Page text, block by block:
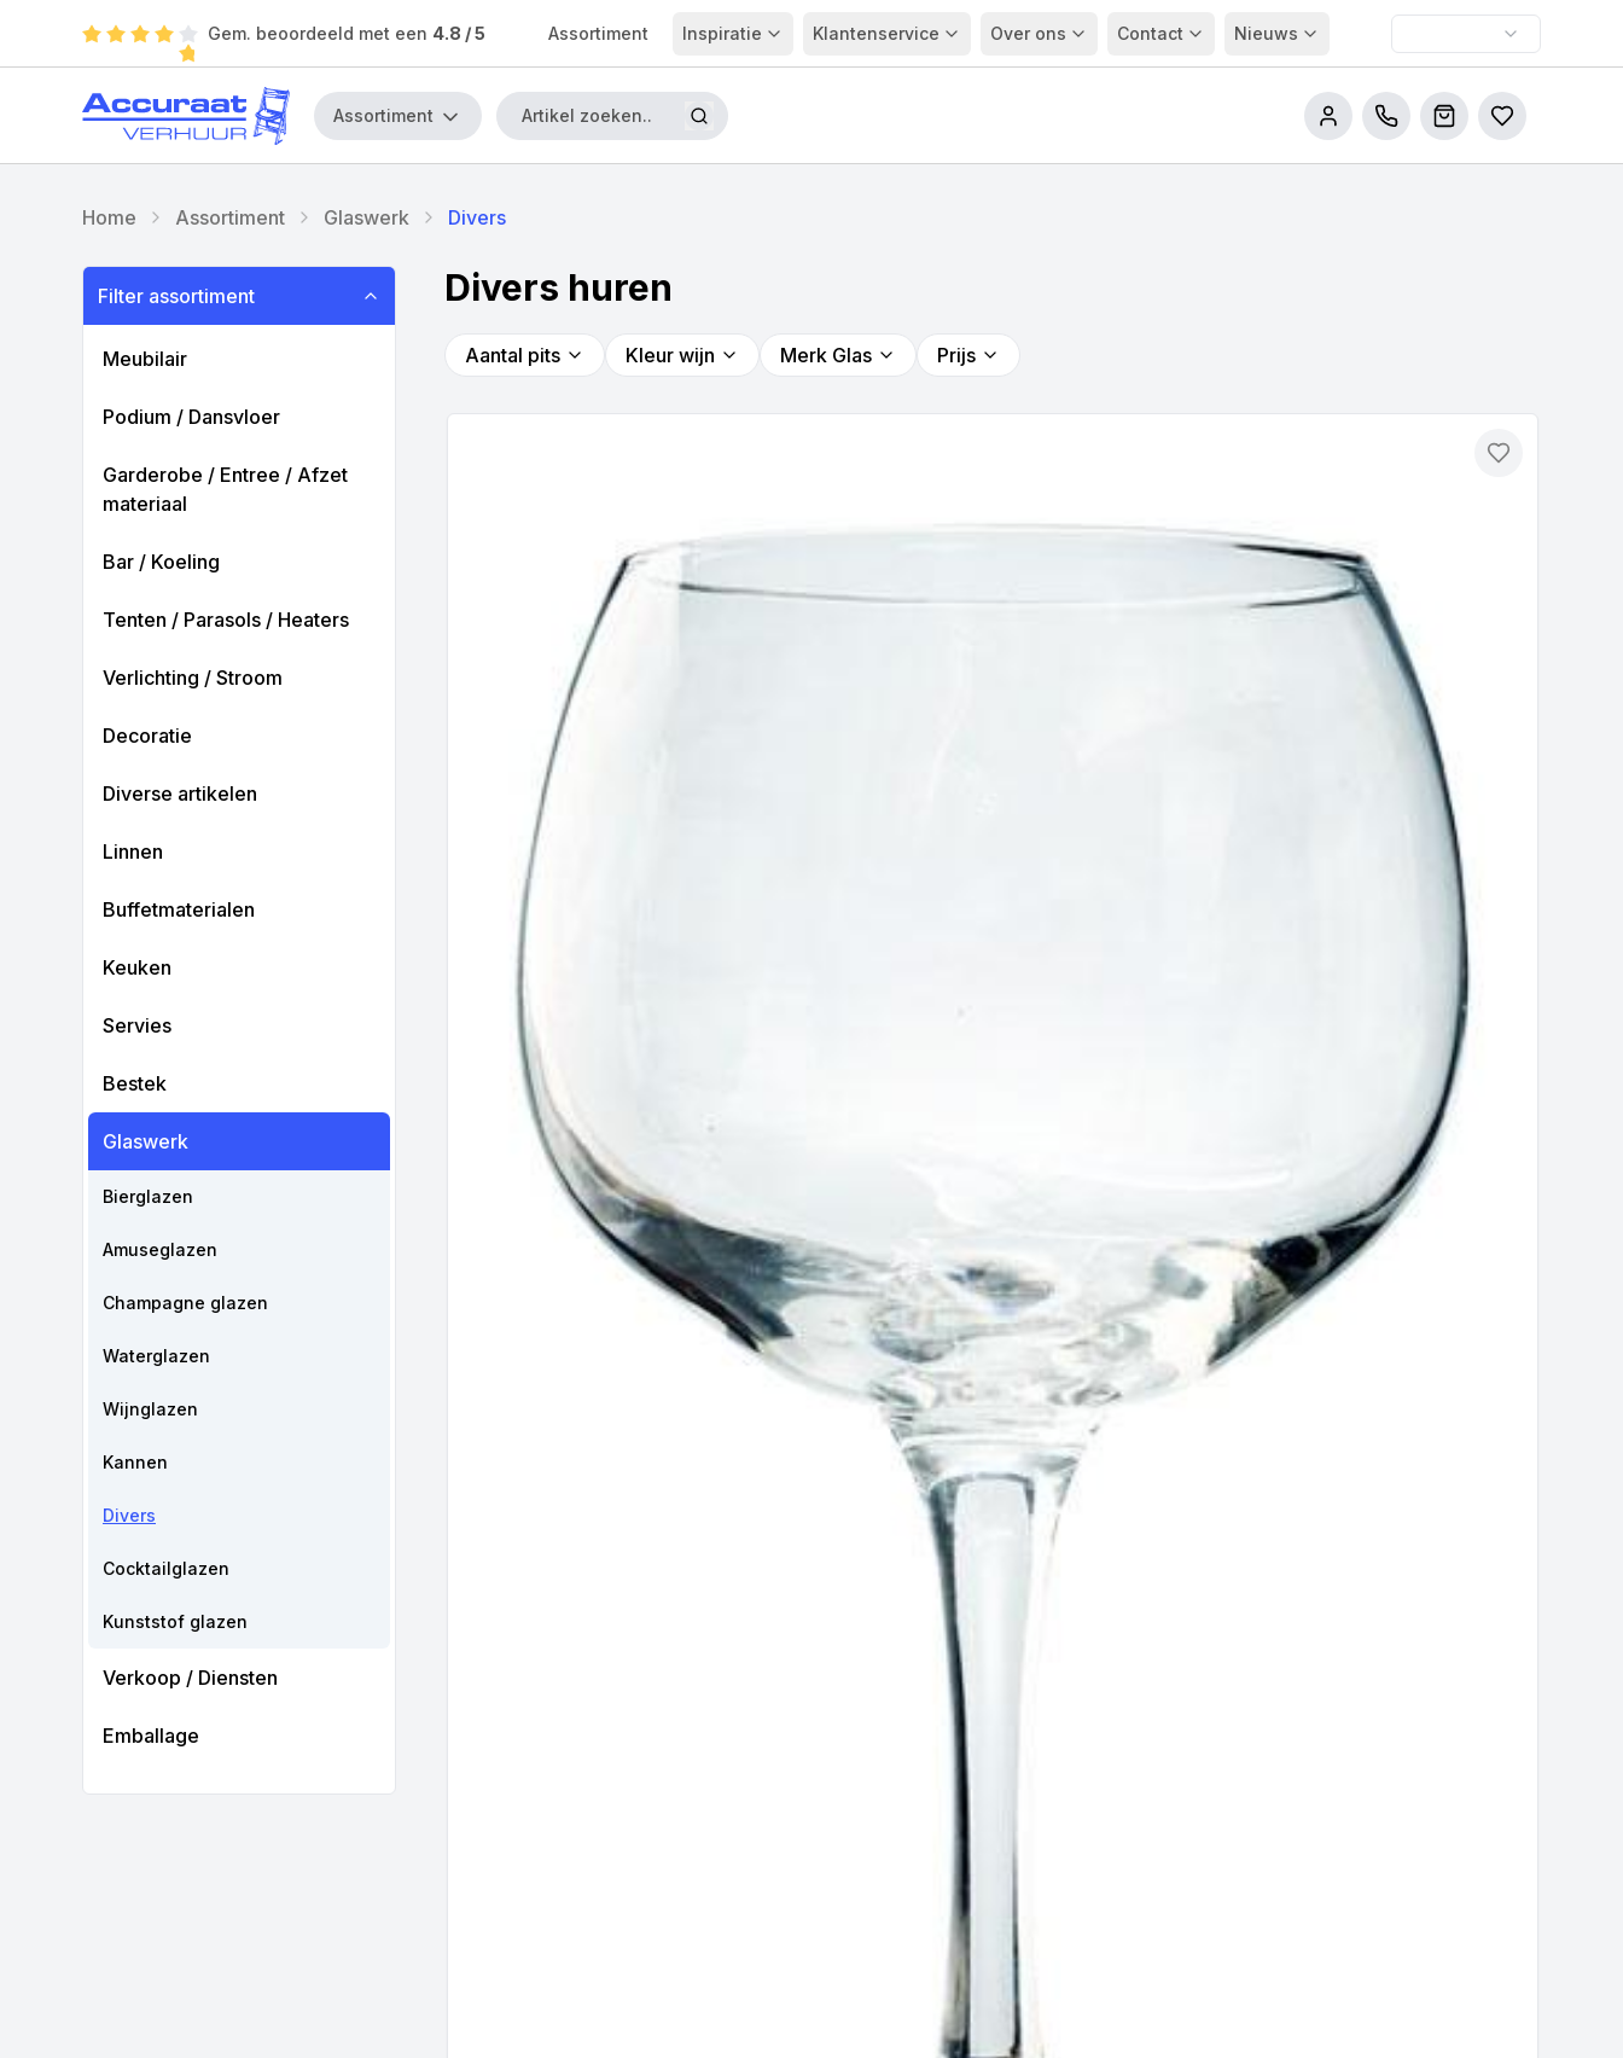
Gem. beoordeeld met een 4.8 / 5 Assortiment Inspiratie Klantenservice Over ons Contact Nieuws
Assortiment
Bel onsWinkelwagen
Bestellijsten
Home Assortiment Glaswerk Divers
Filter assortiment
Meubilair
Podium / Dansvloer
Garderobe / Entree / Afzet
materiaal
Bar / Koeling
Tenten / Parasols / Heaters
Verlichting / Stroom
Decoratie
Diverse artikelen
Linnen
Buffetmaterialen
Keuken
Servies
Bestek
Glaswerk
Bierglazen
Amuseglazen
Champagne glazen
Waterglazen
Wijnglazen
Kannen
Divers
Cocktailglazen
Kunststof glazen
Verkoop / Diensten
Emballage
Divers huren
Aantal pits Kleur wijn Merk Glas Prijs
Toevoegen